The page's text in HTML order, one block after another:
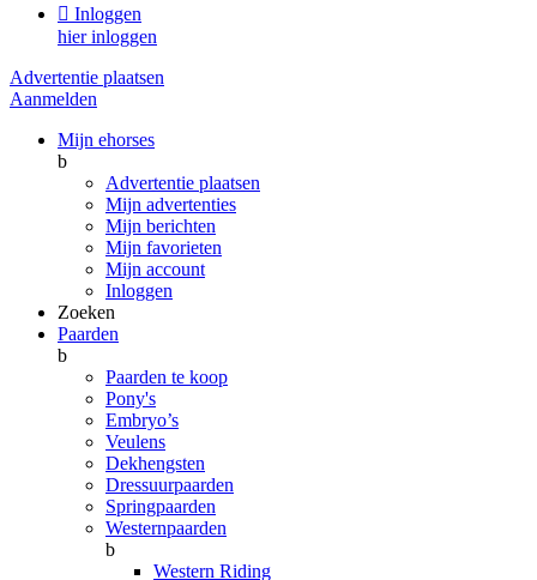
 Inloggen
hier inloggen
Advertentie plaatsen
Aanmelden
Mijn ehorses
b
Advertentie plaatsen
Mijn advertenties
Mijn berichten
Mijn favorieten
Mijn account
Inloggen
Zoeken
Paarden
b
Paarden te koop
Pony's
Embryo’s
Veulens
Dekhengsten
Dressuurpaarden
Springpaarden
Westernpaarden
b
Western Riding